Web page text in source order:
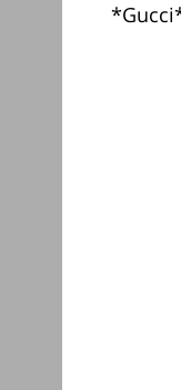
לאחר שהבנת את הסגנון האישי שלך, הגיע הזמן להתחיל לחקור. ישנם מותגים שונים שמתמקדים בסגנונות שונים. האם אתה חושב על פריטים מחברות כמו *Gucci*